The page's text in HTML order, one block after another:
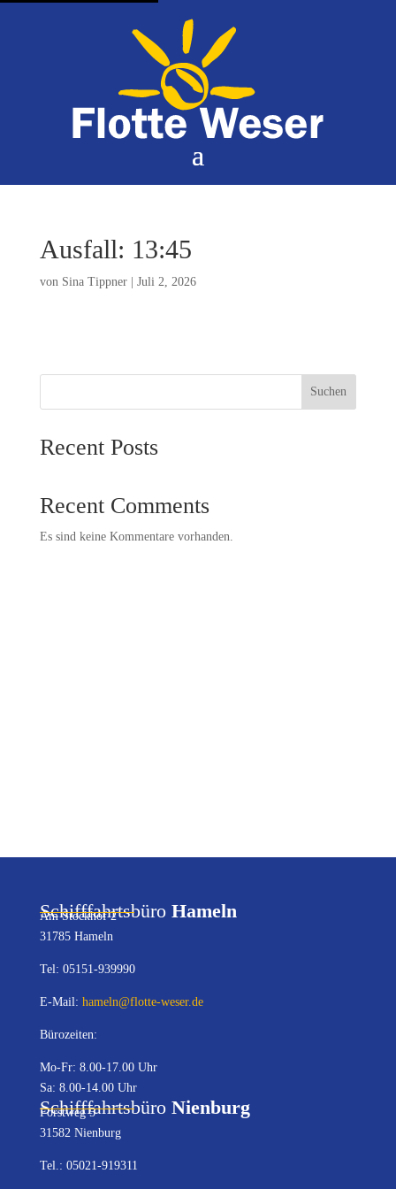
Ausfall: 13:45
von Sina Tippner| Juli 2, 2026
Suchen
Recent Posts
Recent Comments
Es sind keine Kommentare vorhanden.
Schifffahrtsbüro Hameln
Am Stockhof 2
31785 Hameln
Tel: 05151-939990
E-Mail: hameln@flotte-weser.de
Bürozeiten:
Mo-Fr: 8.00-17.00 Uhr
Sa: 8.00-14.00 Uhr
Schifffahrtsbüro Nienburg
Forstweg 5
31582 Nienburg
Tel.: 05021-919311